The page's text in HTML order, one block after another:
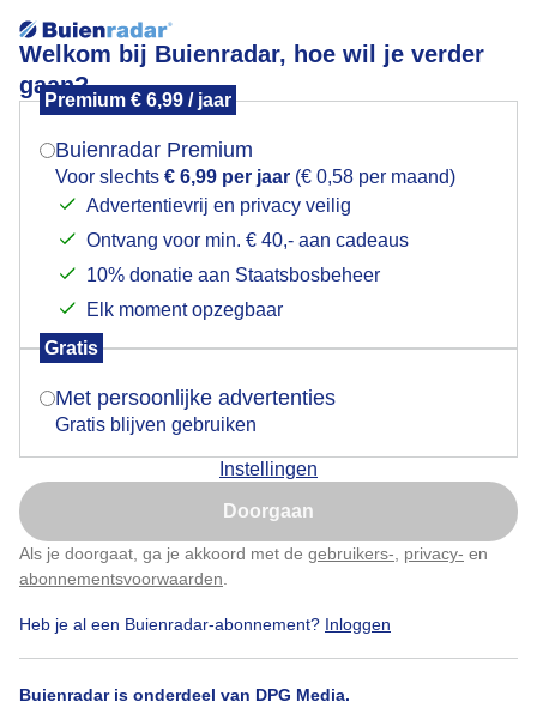
Welkom bij Buienradar, hoe wil je verder
gaan?
Premium € 6,99 / jaar
Buienradar Premium
Voor slechts € 6,99 per jaar (€ 0,58 per maand)
Advertentievrij en privacy veilig
Ontvang voor min. € 40,- aan cadeaus
10% donatie aan Staatsbosbeheer
Elk moment opzegbaar
Gratis
Met persoonlijke advertenties
Gratis blijven gebruiken
Instellingen
Doorgaan
Als je doorgaat, ga je akkoord met de gebruikers- privacy- en
abonnementsvoorwaarden
Heb je al een Buienradar-abonnement? Inloggen
Buienradar is onderdeel van DPG Media.
Blauwe lucht
Blauwe lucht Water Weerspiegeling Woonboten
Natuur
Door: Sandra Romijn Gemaakt: 11-08-2025, 54x bekeken
Mogen we je locatie gebruiken voor het
Indien je hier nog geen akkoord op hebt gegeven,
verschijnt er zo een pop-up uit je browser waarin
Is goed, toon de popup
Nu niet, misschien later
Klik hierom dit aan te passen